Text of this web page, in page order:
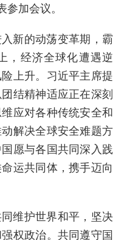
加会议。
新的动荡变革期，霸
，经济全球化遭遇逆
上升。习近平主席提
结精神适应正在深刻
应对各种传统安全和
解决全球安全难题方
愿与各国共同深入践
运共同体，携手迈向
维护世界和平，坚决
权政治。共同遵守国